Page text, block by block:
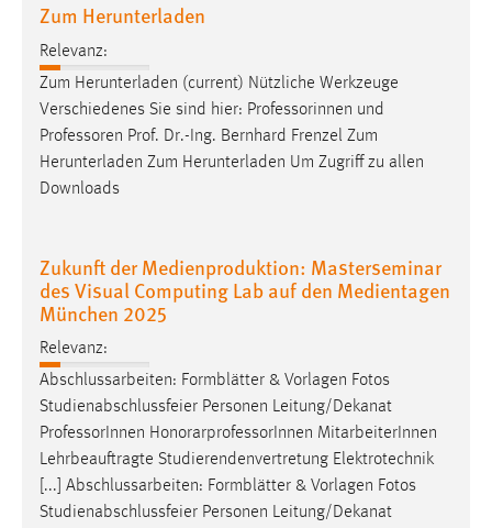
Zum Herunterladen
Relevanz:
Zum Herunterladen (current) Nützliche Werkzeuge
Verschiedenes Sie sind hier: Professorinnen und
Professoren Prof. Dr.-Ing. Bernhard Frenzel Zum
Herunterladen Zum Herunterladen Um Zugriff zu allen
Downloads
Zukunft der Medienproduktion: Masterseminar
des Visual Computing Lab auf den Medientagen
München 2025
Relevanz:
Abschlussarbeiten: Formblätter & Vorlagen Fotos
Studienabschlussfeier Personen Leitung/Dekanat
Professor Innen HonorarprofessorInnen MitarbeiterInnen
Lehrbeauftragte Studierendenvertretung Elektrotechnik
[...] Abschlussarbeiten: Formblätter & Vorlagen Fotos
Studienabschlussfeier Personen Leitung/Dekanat